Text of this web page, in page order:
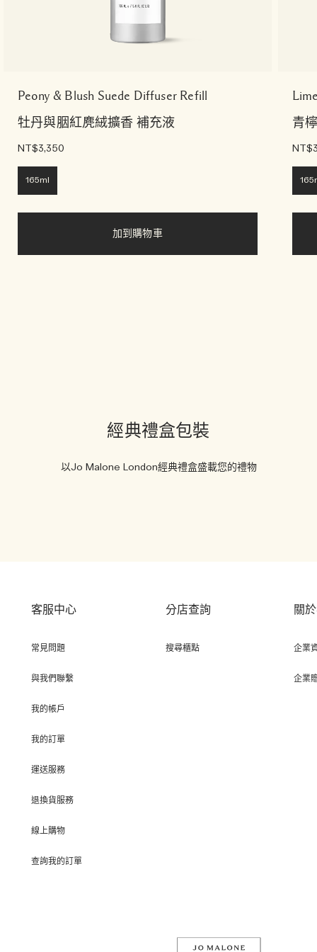
Peony & Blush Suede Diffuser Refill
牡丹與胭紅麂絨擴香 補充液
NT$3,350
165ml
加到購物車
青
經典禮盒包裝
以Jo Malone London經典禮盒盛載您的禮物
客服中心
常見問題
與我們聯繫
我的帳戶
我的訂單
運送服務
退換貨服務
線上購物
查詢我的訂單
分店查詢
搜尋櫃點
關
企業
企業